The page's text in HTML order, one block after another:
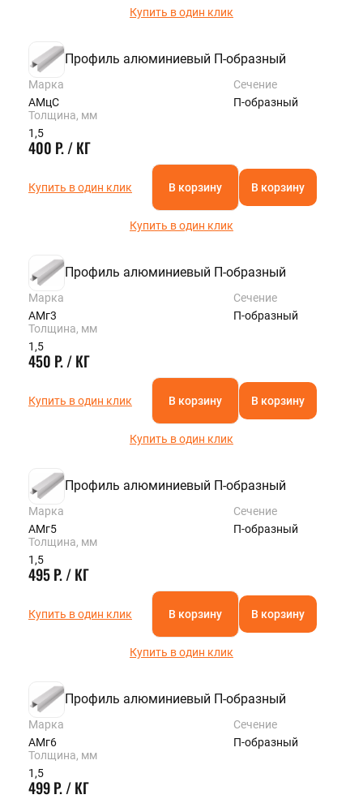
Купить в один клик
Профиль алюминиевый П-образный
Марка
АМцС
Сечение
П-образный
Толщина, мм
1,5
400 Р. / КГ
Купить в один клик В корзину В корзину
Купить в один клик
Профиль алюминиевый П-образный
Марка
АМг3
Сечение
П-образный
Толщина, мм
1,5
450 Р. / КГ
Купить в один клик В корзину В корзину
Купить в один клик
Профиль алюминиевый П-образный
Марка
АМг5
Сечение
П-образный
Толщина, мм
1,5
495 Р. / КГ
Купить в один клик В корзину В корзину
Купить в один клик
Профиль алюминиевый П-образный
Марка
АМг6
Сечение
П-образный
Толщина, мм
1,5
499 Р. / КГ